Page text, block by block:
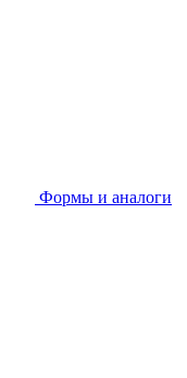
Формы и аналоги